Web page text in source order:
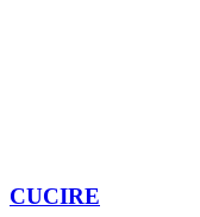
CUCIRE